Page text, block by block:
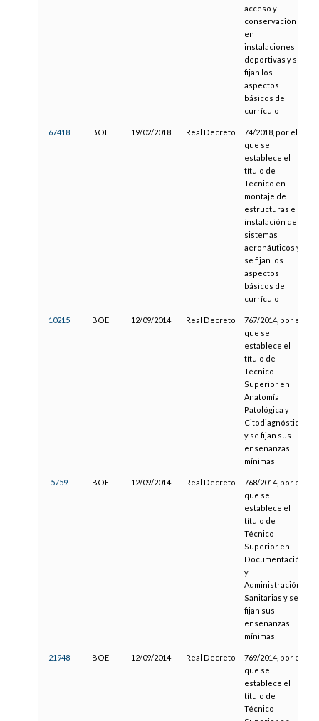
acceso y
conservación
en
instalaciones
deportivas y se
fijan los
aspectos
básicos del
currículo
67418 BOE 19/02/2018 Real Decreto
74/2018, por el
que se
establece el
título de
Técnico en
montaje de
estructuras e
instalación de
sistemas
aeronáuticos y
se fijan los
aspectos
básicos del
currículo
10215 BOE 12/09/2014 Real Decreto
767/2014, por el
que se
establece el
título de
Técnico
Superior en
Anatomía
Patológica y
Citodiagnóstico
y se fijan sus
enseñanzas
mínimas
5759 BOE 12/09/2014 Real Decreto
768/2014, por el
que se
establece el
título de
Técnico
Superior en
Documentación
y
Administración
Sanitarias y se
fijan sus
enseñanzas
mínimas
21948 BOE 12/09/2014 Real Decreto
769/2014, por el
que se
establece el
título de
Técnico